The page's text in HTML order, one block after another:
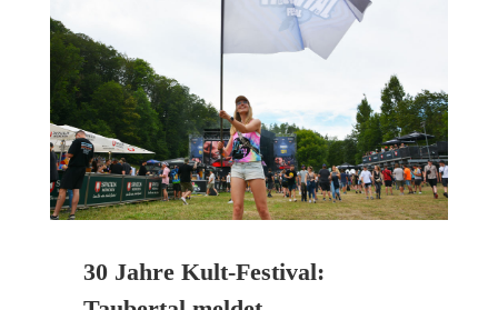
30 Jahre Kult-Festival: